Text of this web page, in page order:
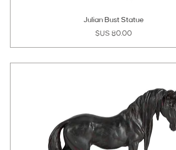
Julian Bust Statue
السعر